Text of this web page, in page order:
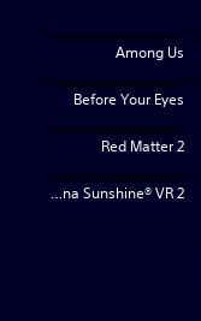
Among Us
Before Your Eyes
Red Matter 2
Arizona Sunshine® VR 2